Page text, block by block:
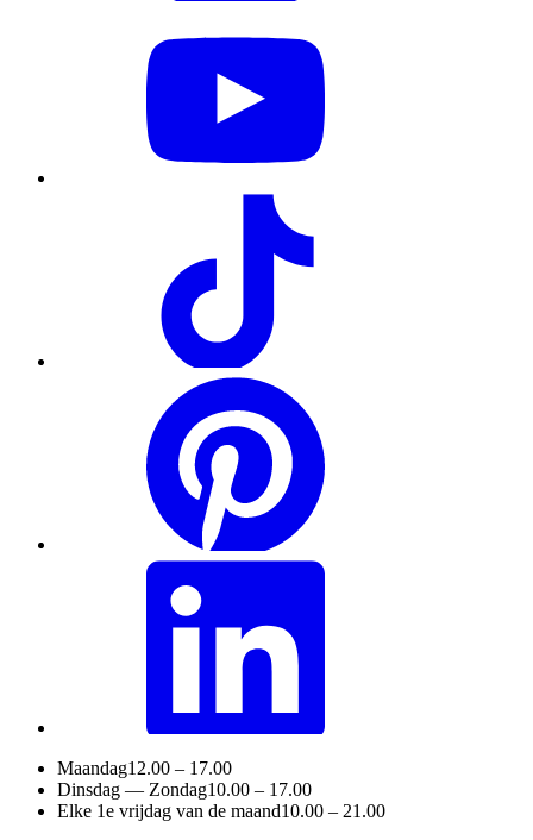
Maandag12.00 – 17.00
Dinsdag — Zondag10.00 – 17.00
Elke 1e vrijdag van de maand10.00 – 21.00